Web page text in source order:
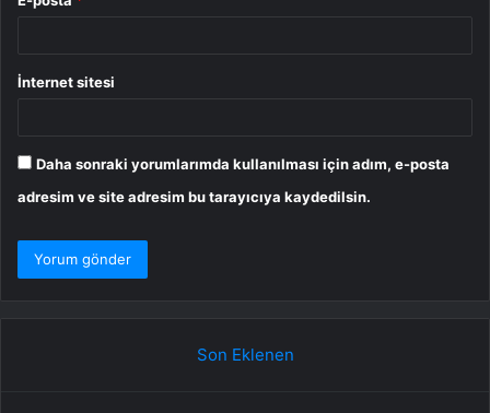
İnternet sitesi
Daha sonraki yorumlarımda kullanılması için adım, e-posta
adresim ve site adresim bu tarayıcıya kaydedilsin.
Son Eklenen